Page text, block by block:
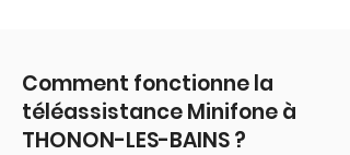
Comment fonctionne la
téléassistance Minifone à
THONON-LES-BAINS ?